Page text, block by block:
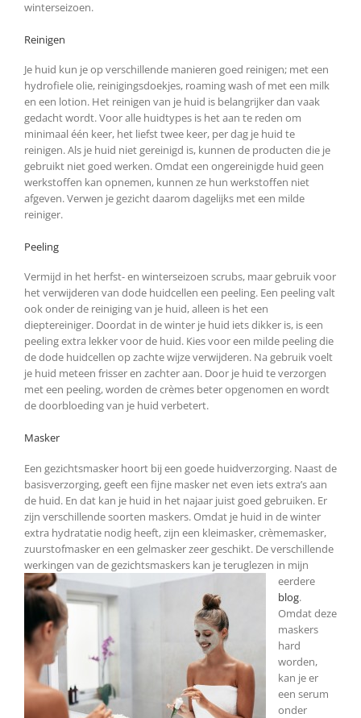
winterseizoen.
Reinigen
Je huid kun je op verschillende manieren goed reinigen; met een
hydrofiele olie, reinigingsdoekjes, roaming wash of met een milk
en een lotion. Het reinigen van je huid is belangrijker dan vaak
gedacht wordt. Voor alle huidtypes is het aan te reden om
minimaal één keer, het liefst twee keer, per dag je huid te
reinigen. Als je huid niet gereinigd is, kunnen de producten die je
gebruikt niet goed werken. Omdat een ongereinigde huid geen
werkstoffen kan opnemen, kunnen ze hun werkstoffen niet
afgeven. Verwen je gezicht daarom dagelijks met een milde
reiniger.
Peeling
Vermijd in het herfst- en winterseizoen scrubs, maar gebruik voor
het verwijderen van dode huidcellen een peeling. Een peeling valt
ook onder de reiniging van je huid, alleen is het een
dieptereiniger. Doordat in de winter je huid iets dikker is, is een
peeling extra lekker voor de huid. Kies voor een milde peeling die
de dode huidcellen op zachte wijze verwijderen. Na gebruik voelt
je huid meteen frisser en zachter aan. Door je huid te verzorgen
met een peeling, worden de crèmes beter opgenomen en wordt
de doorbloeding van je huid verbetert.
Masker
Een gezichtsmasker hoort bij een goede huidverzorging. Naast de
basisverzorging, geeft een fijne masker net even iets extra’s aan
de huid. En dat kan je huid in het najaar juist goed gebruiken. Er
zijn verschillende soorten maskers. Omdat je huid in de winter
extra hydratatie nodig heeft, zijn een kleimasker, crèmemasker,
zuurstofmasker en een gelmasker zeer geschikt. De verschillende
werkingen van de gezichtsmaskers kan jeteruglezen in mijn
eerdere
blog.
Omdat deze
maskers
hard
worden,
kan je er
een serum
onder